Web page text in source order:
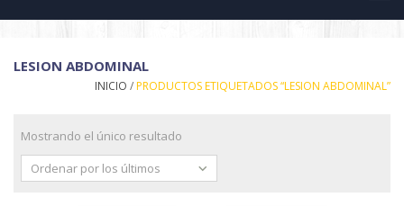
LESION ABDOMINAL
INICIO /PRODUCTOS ETIQUETADOS “LESION ABDOMINAL”
Mostrando el único resultado
Ordenar por los últimos